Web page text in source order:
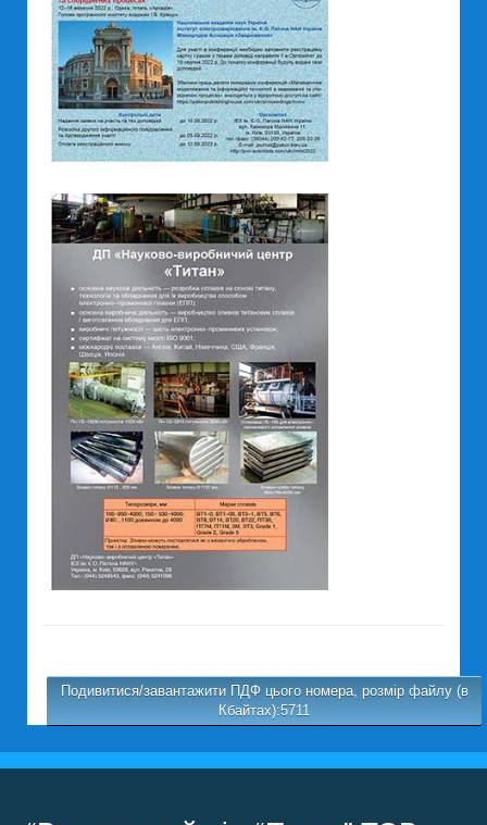
Подивитися/завантажити ПДФ цього номера, розмір файлу (в
Кбайтах):5711